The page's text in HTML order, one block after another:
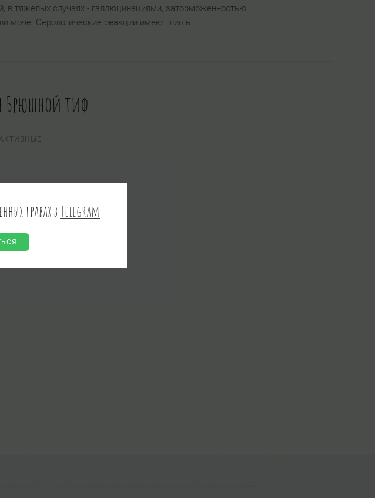
в тяжелых случаях - галлюцинациями, заторможенностью.
моче. Серологические реакции имеют лишь
Брюшной тиф
травах вTelegram